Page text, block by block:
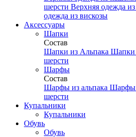
шерсти Верхняя одежда
одежда из вискозы
Аксесcуары
Шапки
Состав
Шапки из Альпака Шапки
шерсти
Шарфы
Состав
Шарфы из альпака Шарфы
шерсти
Купальники
Купальники
Обувь
Обувь